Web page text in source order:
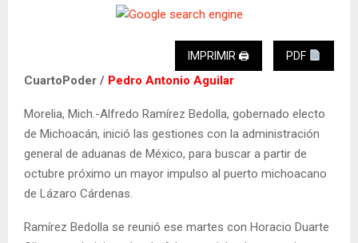
IMPRIMIR 🖨 PDF
CuartoPoder / Pedro Antonio Aguilar
Morelia, Mich.-Alfredo Ramírez Bedolla, gobernado electo
de Michoacán, inició las gestiones con la administración
general de aduanas de México, para buscar a partir de
octubre próximo un mayor impulso al puerto michoacano
de Lázaro Cárdenas.
Ramírez Bedolla se reunió ese martes con Horacio Duarte